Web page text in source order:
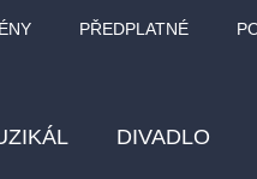
PŘEDPLATNÉ
DIVADLO